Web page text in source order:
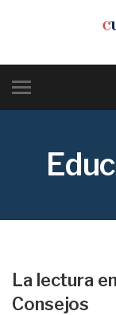
La lectura
Consejos